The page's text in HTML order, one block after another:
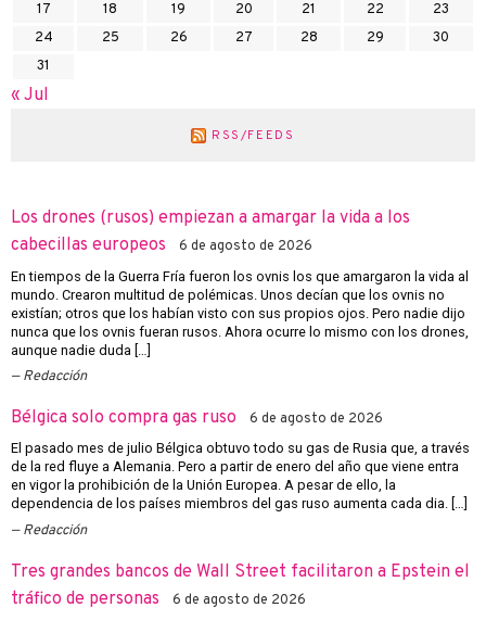
17
18 19 20 21 22
23
24
25 26 27 28 29
30
31
« Jul
RSS/FEEDS
Los drones (rusos) empiezan a amargar la vida a los
cabecillas europeos
6 de agosto de 2026
En tiempos de la Guerra Fría fueron los ovnis los que amargaron la vida al
mundo. Crearon multitud de polémicas. Unos decían que los ovnis no
existían; otros que los habían visto con sus propios ojos. Pero nadie dijo
nunca que los ovnis fueran rusos. Ahora ocurre lo mismo con los drones,
aunque nadie duda […]
Redacción
Bélgica solo compra gas ruso 6 de agosto de 2026
El pasado mes de julio Bélgica obtuvo todo su gas de Rusia que, a través
de la red fluye a Alemania. Pero a partir de enero del año que viene entra
en vigor la prohibición de la Unión Europea. A pesar de ello, la
dependencia de los países miembros del gas ruso aumenta cada dia. […]
Redacción
Tres grandes bancos de Wall Street facilitaron a Epstein el
tráfico de personas
6 de agosto de 2026